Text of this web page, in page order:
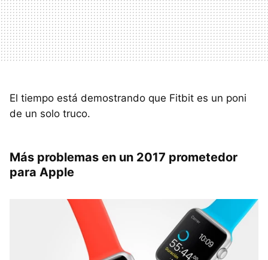
El tiempo está demostrando que Fitbit es un poni
de un solo truco.
Más problemas en un 2017 prometedor
para Apple